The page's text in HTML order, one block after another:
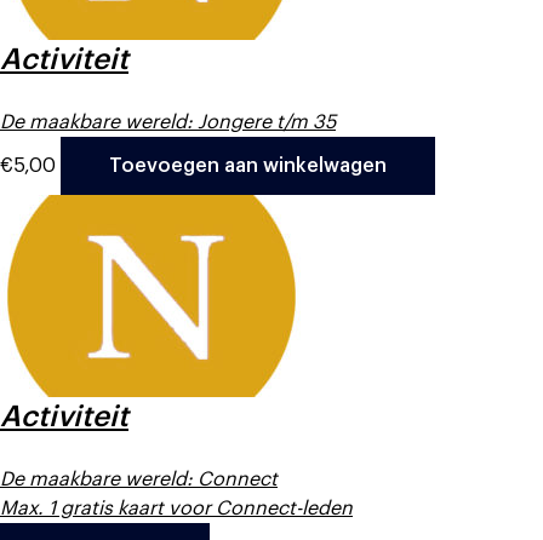
Activiteit
De maakbare wereld: Jongere t/m 35
€5,00 Toevoegen aan winkelwagen
Activiteit
De maakbare wereld: Connect
Max. 1 gratis kaart voor Connect-leden